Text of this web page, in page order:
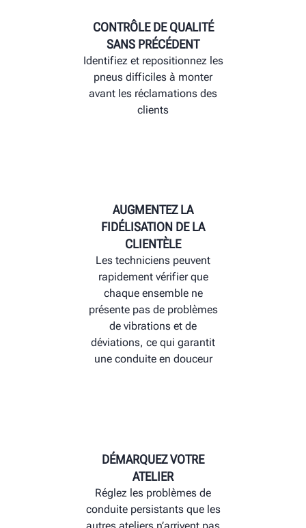
CONTRÔLE DE QUALITÉ
SANS PRÉCÉDENT
Identifiez et repositionnez les
pneus difficiles à monter
avant les réclamations des
clients
AUGMENTEZ LA
FIDÉLISATION DE LA
CLIENTÈLE
Les techniciens peuvent
rapidement vérifier que
chaque ensemble ne
présente pas de problèmes
de vibrations et de
déviations, ce qui garantit
une conduite en douceur
DÉMARQUEZ VOTRE
ATELIER
Réglez les problèmes de
conduite persistants que les